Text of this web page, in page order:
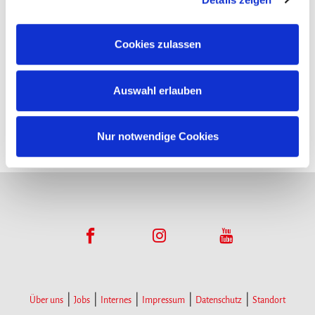
Richtlinie
aufrufen. Sie können Ihre Einwilligung jederzeit
widerrufen, ohne dass hiervon die Zulässigkeit der
vorherigen Datenverarbeitung berührt wird.
Cookies zulassen
Auswahl erlauben
Nur notwendige Cookies
Über uns Jobs Internes Impressum Datenschutz Standort